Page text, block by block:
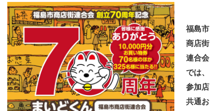
ッ
プ
福島市
商店街
連合会
では、
参加店
共通お